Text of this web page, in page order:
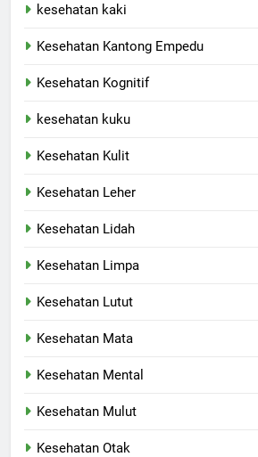
kesehatan kaki
Kesehatan Kantong Empedu
Kesehatan Kognitif
kesehatan kuku
Kesehatan Kulit
Kesehatan Leher
Kesehatan Lidah
Kesehatan Limpa
Kesehatan Lutut
Kesehatan Mata
Kesehatan Mental
Kesehatan Mulut
Kesehatan Otak